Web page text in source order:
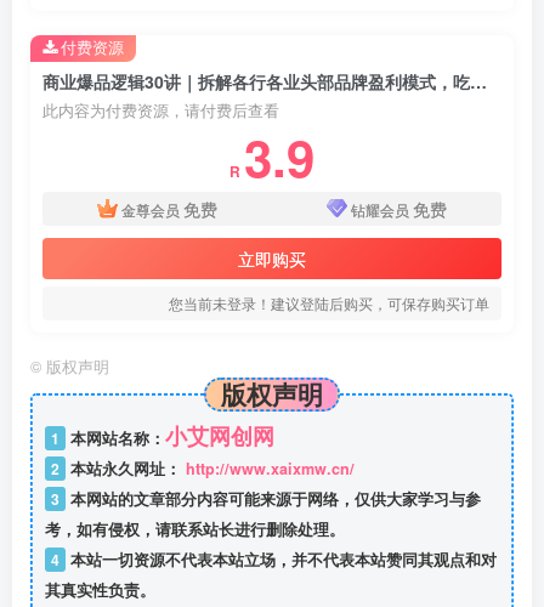
商业爆品逻辑30讲｜拆解各行各业头部品牌盈利模式，吃透爆品打造、低成本传播、长效变现全套商业思维课
此内容为付费资源，请付费后查看
R 3.9
金尊会员 免费 钻耀会员 免费
立即购买
您当前未登录！建议登陆后购买，可保存购买订单
付费资源
© 版权声明
版权声明
1 本网站名称： 小艾网创网
2 本站永久网址： http://www.xaixmw.cn/
3 本网站的文章部分内容可能来源于网络，仅供大家学习与参
考，如有侵权，请联系站长进行删除处理。
4 本站一切资源不代表本站立场，并不代表本站赞同其观点和对
其真实性负责。